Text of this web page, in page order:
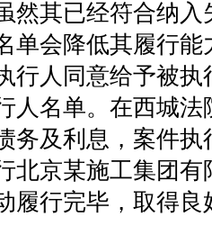
然其已经符合纳
单会降低其履行
行人同意给予被
人名单。在西城
务及利息，案件
北京某施工集团
履行完毕，取得良